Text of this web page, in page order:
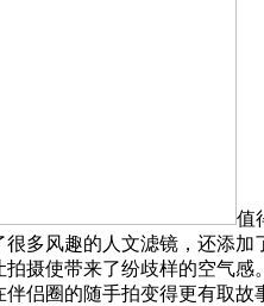
值
多风趣的人文滤镜，还添
摄使带来了纷歧样的空气感
侣圈的随手拍变得更有取故